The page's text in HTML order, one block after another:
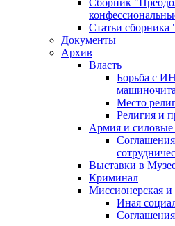
Сборник
Статьи сборника
Документы
Архив
Власть
Борьба с
Место
Религия и
Армия и силовые
Выставки в
Криминал
Миссионерская и
Иная